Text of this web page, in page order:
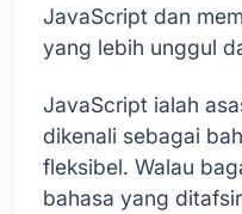
JavaScript dan
yang lebih unggul
JavaScript ialah
dikenali sebagai
fleksibel. Walau
bahasa yang